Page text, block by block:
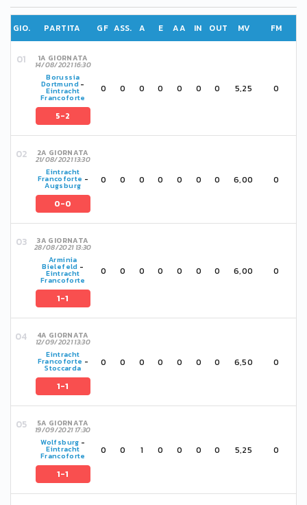
GIO. PARTITA GF ASS. A E AA IN OUT MV FM
1A GIORNATA
14/08/2021 16:30
Borussia
Dortmund-
Eintracht
Francoforte
5-2
0 0 0 0 0 0 0 5,25 0
2A GIORNATA
21/08/2021 13:30
Eintracht
Francoforte -
Augsburg
0-0
0 0 0 0 0 0 0 6,00 0
3A GIORNATA
28/08/2021 13:30
Arminia
Bielefeld -
Eintracht
Francoforte
1-1
0 0 0 0 0 0 0 6,00 0
4A GIORNATA
12/09/2021 13:30
Eintracht
Francoforte -
Stoccarda
1-1
0 0 0 0 0 0 0 6,50 0
5A GIORNATA
19/09/2021 17:30
Wolfsburg -
Eintracht
Francoforte
1-1
0 0 1 0 0 0 0 5,25 0